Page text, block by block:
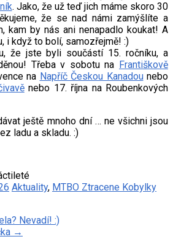
. Jako, že už teď jich máme skoro 30
že se nad námi zamýšlíte a
kam by nás ani nenapadlo koukat! A
i když to bolí, samozřejmě! :)
že jste byli součástí 15. ročníku, a
Třeba v sobotu na Františkově
na Napříč Českou Kanadounebo
nebo 17. října na Roubenkových
ještě mnoho dní … ne všichni jsou
ladu a skladu. :)
Aktuality, MTBO Ztracene Kobylky
Nevadí! :)
→